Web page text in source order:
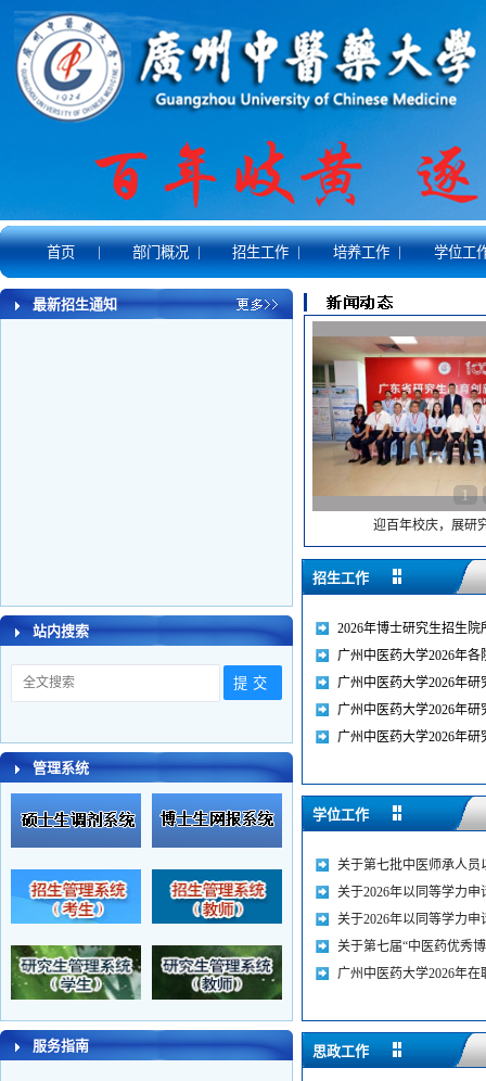
首页 | 部门概况 | 招生工作 | 培养工作 | 学位工
最新招生通知
站内搜索
管理系统
服务指南
1
迎百年校庆，展研
招生工作
2026年博士研究生招生
广州中医药大学2026年
广州中医药大学2026年
广州中医药大学2026年
广州中医药大学2026年
学位工作
关于第七批中医师承人员
关于2026年以同等学力
关于2026年以同等学力
关于第七届“中医药优秀
广州中医药大学2026年
思政工作